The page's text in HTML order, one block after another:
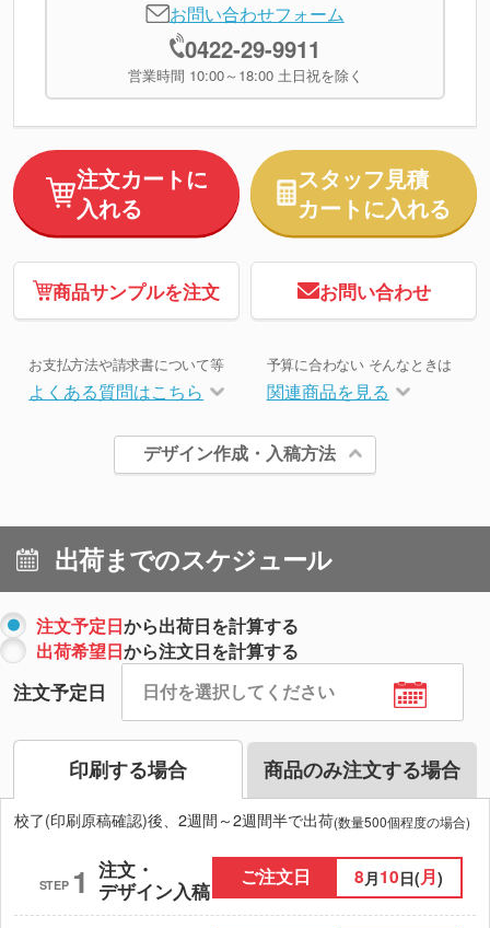
お問い合わせフォーム
0422-29-9911
営業時間 10:00～18:00 土日祝を除く
注文カートに
入れる
スタッフ見積
カートに入れる
商品サンプルを注文 お問い合わせ
お支払方法や請求書について等
よくある質問はこちら
予算に合わない そんなときは
関連商品を見る
デザイン作成・入稿方法
出荷までのスケジュール
注文予定日から出荷日を計算する
出荷希望日から注文日を計算する
注文予定日
印刷する場合 商品のみ注文する場合
校了(印刷原稿確認)後、2週間～2週間半で出荷(数量500個程度の場合)
STEP 1 注文・
デザイン入稿
ご注文日 8 月10日(月)